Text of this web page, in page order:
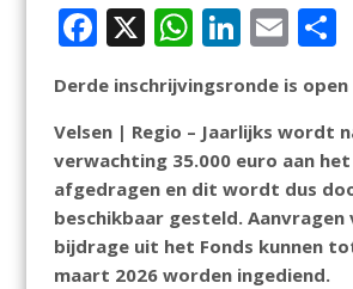
F
ac
e
b
o
o
k
X W
h
at
s
A
p
p
Li
n
k
e
dI
n
E
m
ai
l
D
e
Derde inschrijvingsronde is open
Velsen | Regio – Jaarlijks wordt
verwachting 35.000 euro aan
afgedragen en dit wordt dus
beschikbaar gesteld. Aanvragen
bijdrage uit het Fonds kunnen
maart 2026 worden ingediend.